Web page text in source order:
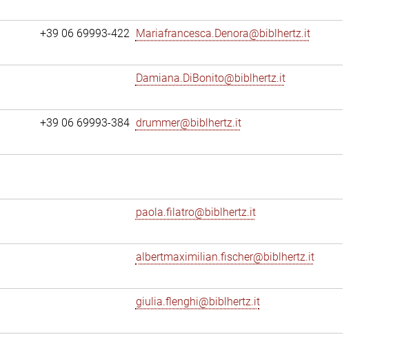
+39 06 69993-422 Mariafrancesca.Denora@biblhertz.it
Damiana.DiBonito@biblhertz.it
+39 06 69993-384 drummer@biblhertz.it
paola.filatro@biblhertz.it
albertmaximilian.fischer@biblhertz.it
giulia.flenghi@biblhertz.it